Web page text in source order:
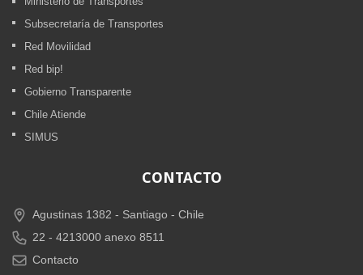
Subsecretaría de Transportes
Red Movilidad
Red bip!
Gobierno Transparente
Chile Atiende
SIMUS
CONTACTO
Agustinas 1382 - Santiago - Chile
22 - 4213000 anexo 8511
Contacto